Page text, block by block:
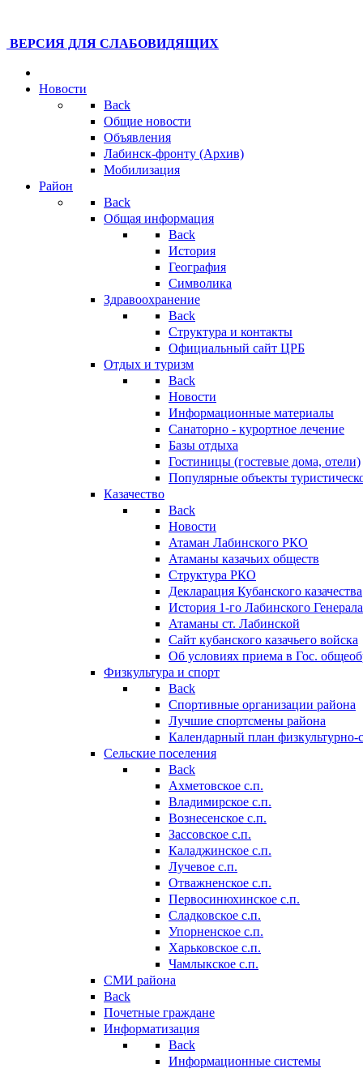
ВЕРСИЯ ДЛЯ СЛАБОВИДЯЩИХ
Новости
Back
Общие новости
Объявления
Лабинск-фронту (Архив)
Мобилизация
Район
Back
Общая информация
Back
История
География
Символика
Здравоохранение
Back
Структура и контакты
Официальный сайт ЦРБ
Отдых и туризм
Back
Новости
Информационные материалы
Санаторно - курортное лечение
Базы отдыха
Гостиницы (гостевые дома, отели)
Популярные объекты
Казачество
Back
Новости
Атаман Лабинского РКО
Атаманы казачьих обществ
Структура РКО
Декларация Кубанского казачества
История 1-го Лабинского
Атаманы ст. Лабинской
Cайт кубанского казачьего войска
Об условиях приема в Гос.
Физкультура и спорт
Back
Спортивные организации района
Лучшие спортсмены района
Календарный план
Сельские поселения
Back
Ахметовское с.п.
Владимирское с.п.
Вознесенское с.п.
Зассовское с.п.
Каладжинское с.п.
Лучевое с.п.
Отважненское с.п.
Первосинюхинское с.п.
Сладковское с.п.
Упорненское с.п.
Харьковское с.п.
Чамлыкское с.п.
СМИ района
Back
Почетные граждане
Информатизация
Back
Информационные системы